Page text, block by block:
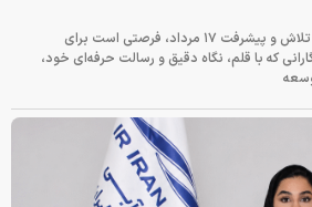
خبرنگاران؛ راویان آب، روایتگران تلاش و پیشرفت ۱۷ مرداد، فرصتی است برای
که با قلم، نگاه دقیق و رسالت حرفه‌ای خود،